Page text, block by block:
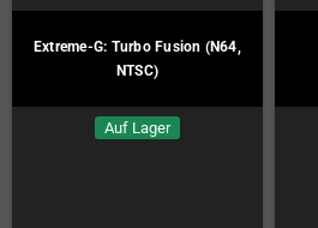
Extreme-G: Turbo Fusion (N64,
NTSC)
Auf Lager